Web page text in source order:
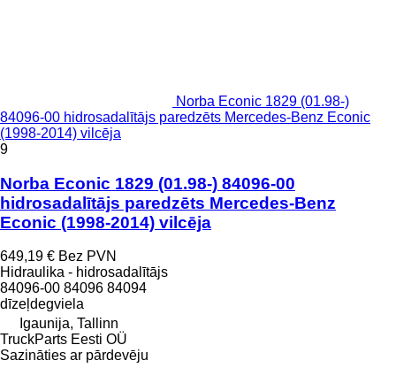
Norba Econic 1829 (01.98-)
84096-00 hidrosadalītājs paredzēts Mercedes-Benz Econic
(1998-2014) vilcēja
9
Norba Econic 1829 (01.98-) 84096-00
hidrosadalītājs paredzēts Mercedes-Benz
Econic (1998-2014) vilcēja
649,19 € Bez PVN
Hidraulika - hidrosadalītājs
84096-00 84096 84094
dīzeļdegviela
Igaunija, Tallinn
TruckParts Eesti OÜ
Sazināties ar pārdevēju